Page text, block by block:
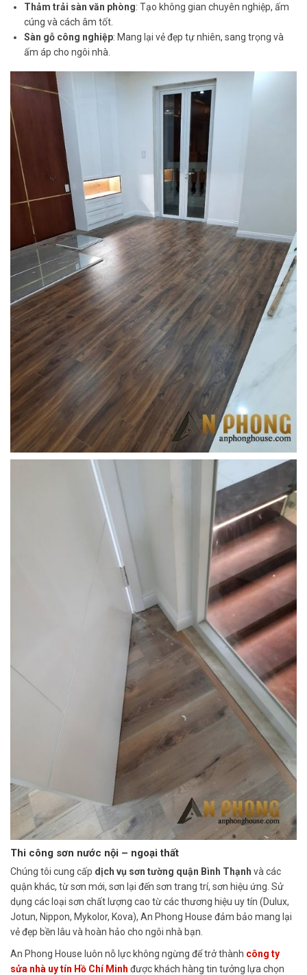
Thảm trải sàn văn phòng: Tạo không gian chuyên nghiệp, ấm
cúng và cách âm tốt.
Sàn gỗ công nghiệp: Mang lại vẻ đẹp tự nhiên, sang trọng và
ấm áp cho ngôi nhà.
Thi công sơn nước nội – ngoại thất
Chúng tôi cung cấp dịch vụ sơn tường quận Bình Thạnh và các
quận khác, từ sơn mới, sơn lại đến sơn trang trí, sơn hiệu ứng. Sử
dụng các loại sơn chất lượng cao từ các thương hiệu uy tín (Dulux,
Jotun, Nippon, Mykolor, Kova), An Phong House đảm bảo mang lại
vẻ đẹp bền lâu và hoàn hảo cho ngôi nhà bạn.
An Phong House luôn nỗ lực không ngừng để trở thành công ty
sửa nhà uy tín Hồ Chí Minh được khách hàng tin tưởng lựa chọn